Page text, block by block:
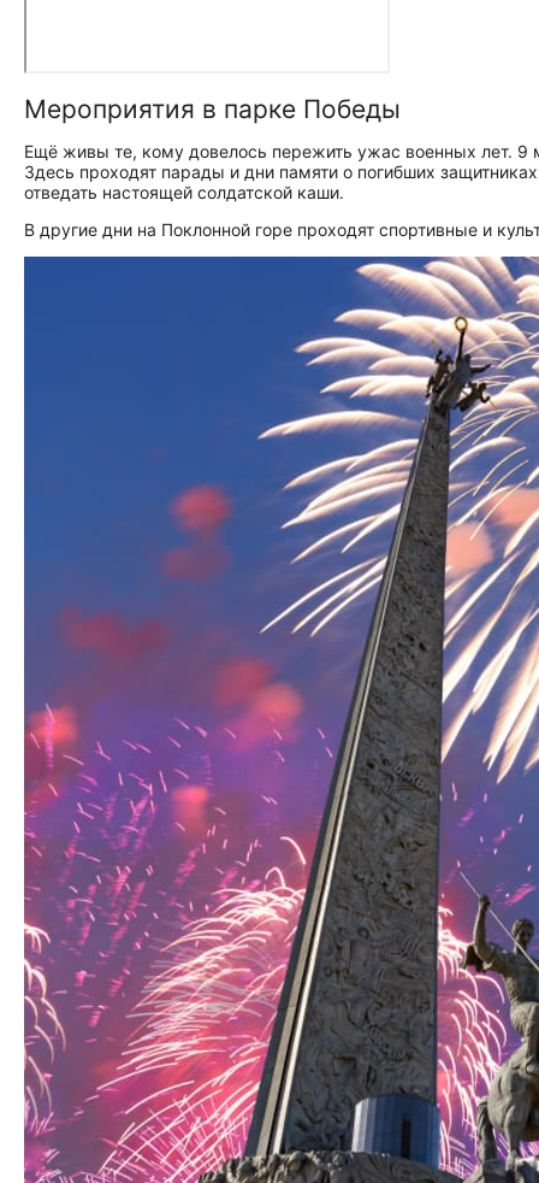
Мероприятия в парке Победы
Ещё живы те, кому довелось пережить ужас военных лет. 9
Здесь проходят парады и дни памяти о погибших
отведать настоящей солдатской каши.
В другие дни на Поклонной горе проходят спортивные и